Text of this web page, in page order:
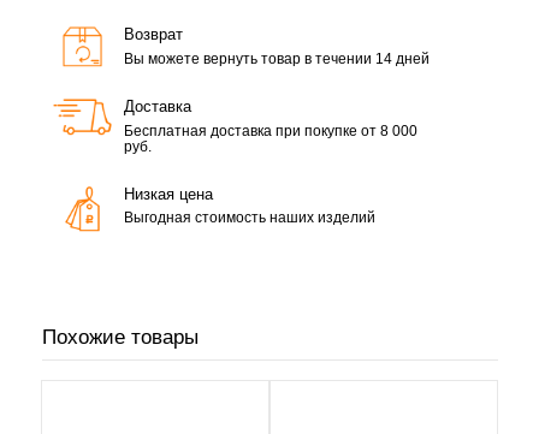
Возврат
Вы можете вернуть товар в течении 14 дней
Доставка
Бесплатная доставка при покупке от 8 000
руб.
Низкая цена
Выгодная стоимость наших изделий
Похожие товары